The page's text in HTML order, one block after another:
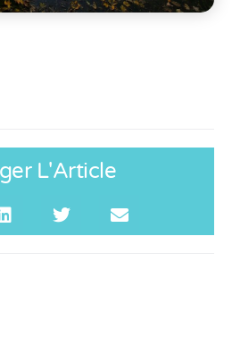
L'Article